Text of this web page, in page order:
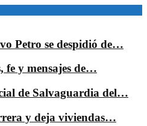
Petro se despidió de…
fe y mensajes de…
de Salvaguardia del…
y deja viviendas…